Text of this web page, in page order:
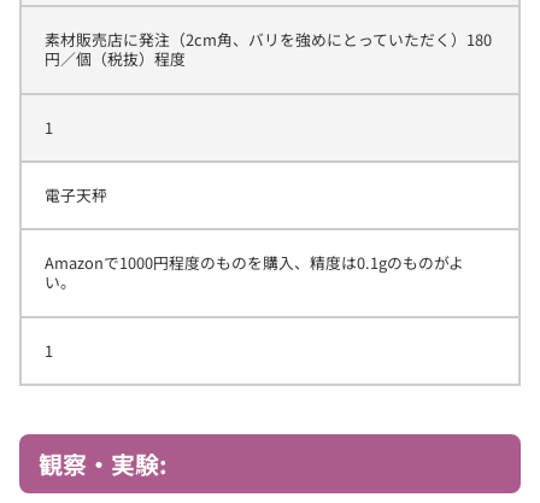
素材販売店に発注（2cm角、バリを強めにとっていただく）180
円／個（税抜）程度
1
電子天秤
Amazonで1000円程度のものを購入、精度は0.1gのものがよ
い。
1
観察・実験: